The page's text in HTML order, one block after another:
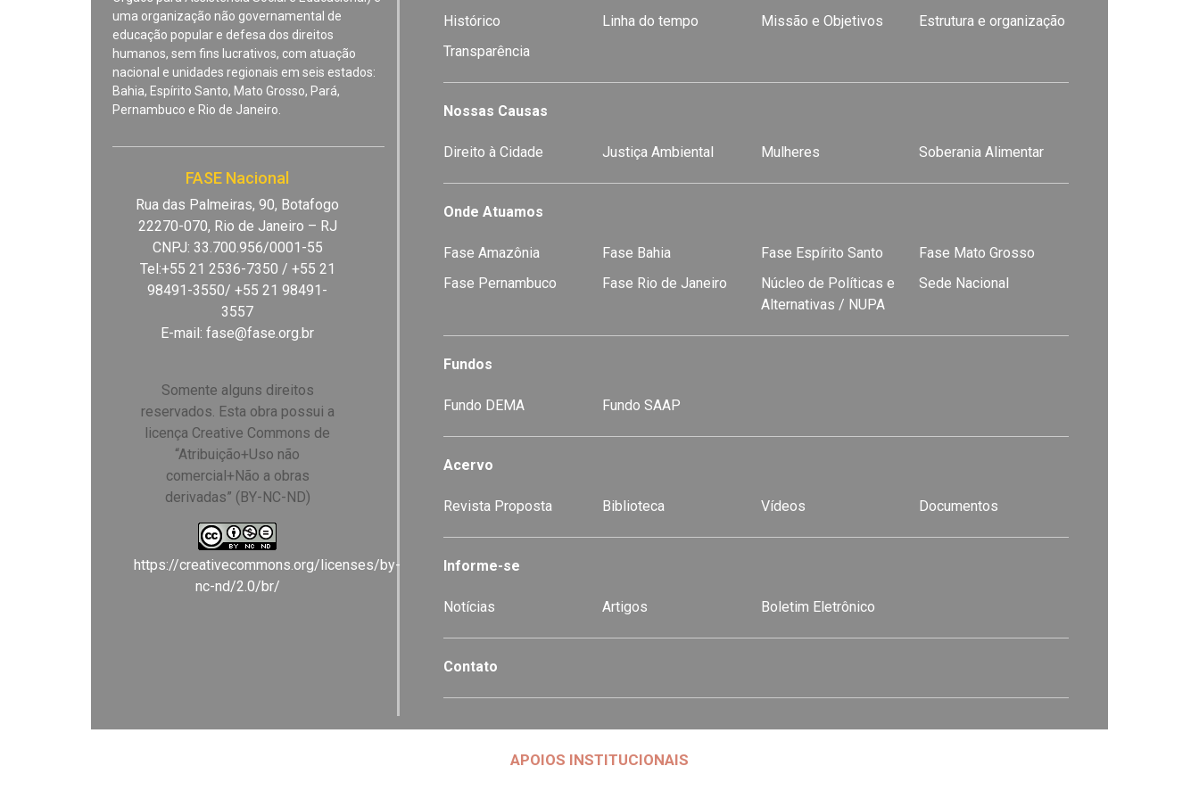
uma organização não governamental de
educação popular e defesa dos direitos
humanos, sem fins lucrativos, com atuação
nacional e unidades regionais em seis estados:
Bahia, Espírito Santo, Mato Grosso, Pará,
Pernambuco e Rio de Janeiro.
FASE Nacional
Rua das Palmeiras, 90, Botafogo
22270-070, Rio de Janeiro – RJ
CNPJ: 33.700.956/0001-55
Tel:+55 21 2536-7350 / +55 21
98491-3550/ +55 21 98491-
3557
E-mail:fase@fase.org.br
Somente alguns direitos
reservados. Esta obra possui a
licença Creative Commons de
“Atribuição+Uso não
comercial+Não a obras
derivadas” (BY-NC-ND)
https://creativecommons.org/licenses/by-
nc-nd/2.0/br/
Histórico Linha do tempo Missão e Objetivos
Estrutura e organização
Transparência
Nossas Causas
Direito à Cidade Justiça Ambiental Mulheres Soberania Alimentar
Onde Atuamos
Fase Amazônia Fase Bahia Fase Espírito Santo
Fase Mato Grosso
Fase Pernambuco
Fase Rio de Janeiro
Núcleo de Políticas e
Alternativas / NUPA
Sede Nacional
Fundos
Fundo DEMA Fundo SAAP
Acervo
Revista Proposta Biblioteca Vídeos Documentos
Informe-se
Notícias Artigos Boletim Eletrônico
Contato
APOIOS INSTITUCIONAIS